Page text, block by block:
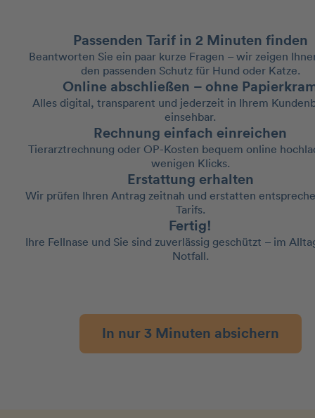
Passenden Tarif in 2 Minuten finden
Beantworten Sie ein paar kurze Fragen – wir zeigen
den passenden Schutz für Hund oder Katze.
Online abschließen – ohne
Alles digital, transparent und jederzeit in Ihrem
einsehbar.
Rechnung einfach einreichen
Tierarztrechnung oder OP-Kosten bequem online
wenigen Klicks.
Erstattung erhalten
Wir prüfen Ihren Antrag zeitnah und erstatten
Tarifs.
Fertig!
Ihre Fellnase und Sie sind zuverlässig geschützt – im
Notfall.
In nur 3 Minuten absichern